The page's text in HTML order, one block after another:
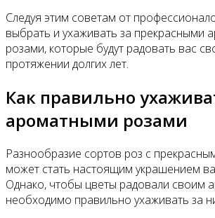
Следуя этим советам от
выбрать и ухаживать за прекрасными
розами, которые будут радовать вас
протяжении долгих лет.
Как правильно
ароматными розами
Разнообразие сортов роз с
может стать настоящим украшением
Однако, чтобы цветы радовали своим
необходимо правильно ухаживать за